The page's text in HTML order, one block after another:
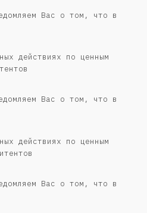
Вас о том, что в
действиях по ценным
Вас о том, что в
действиях по ценным
Вас о том, что в